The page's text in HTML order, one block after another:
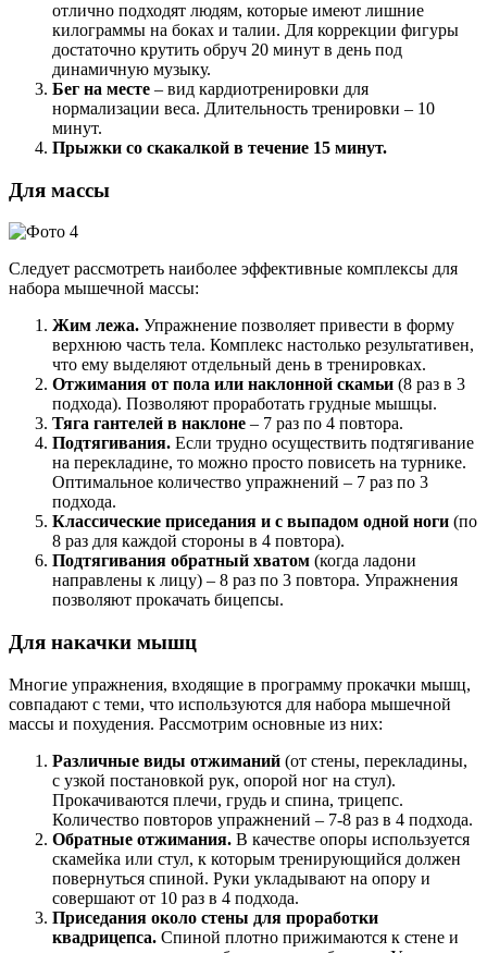
отлично подходят людям, которые имеют лишние
килограммы на боках и талии. Для коррекции фигуры
достаточно крутить обруч 20 минут в день под
динамичную музыку.
Бег на месте – вид кардиотренировки для
нормализации веса. Длительность тренировки – 10
минут.
Прыжки со скакалкой в течение 15 минут.
Для массы
Следует рассмотреть наиболее эффективные комплексы для
набора мышечной массы:
Жим лежа. Упражнение позволяет привести в форму
верхнюю часть тела. Комплекс настолько результативен,
что ему выделяют отдельный день в тренировках.
Отжимания от пола или наклонной скамьи (8 раз в 3
подхода). Позволяют проработать грудные мышцы.
Тяга гантелей в наклоне – 7 раз по 4 повтора.
Подтягивания. Если трудно осуществить подтягивание
на перекладине, то можно просто повисеть на турнике.
Оптимальное количество упражнений – 7 раз по 3
подхода.
Классические приседания и с выпадом одной ноги (по
8 раз для каждой стороны в 4 повтора).
Подтягивания обратный хватом (когда ладони
направлены к лицу) – 8 раз по 3 повтора. Упражнения
позволяют прокачать бицепсы.
Для накачки мышц
Многие упражнения, входящие в программу прокачки мышц,
совпадают с теми, что используются для набора мышечной
массы и похудения. Рассмотрим основные из них:
Различные виды отжиманий (от стены, перекладины,
с узкой постановкой рук, опорой ног на стул).
Прокачиваются плечи, грудь и спина, трицепс.
Количество повторов упражнений – 7-8 раз в 4 подхода.
Обратные отжимания. В качестве опоры используется
скамейка или стул, к которым тренирующийся должен
повернуться спиной. Руки укладывают на опору и
совершают от 10 раз в 4 подхода.
Приседания около стены для проработки
квадрицепса. Спиной плотно прижимаются к стене и